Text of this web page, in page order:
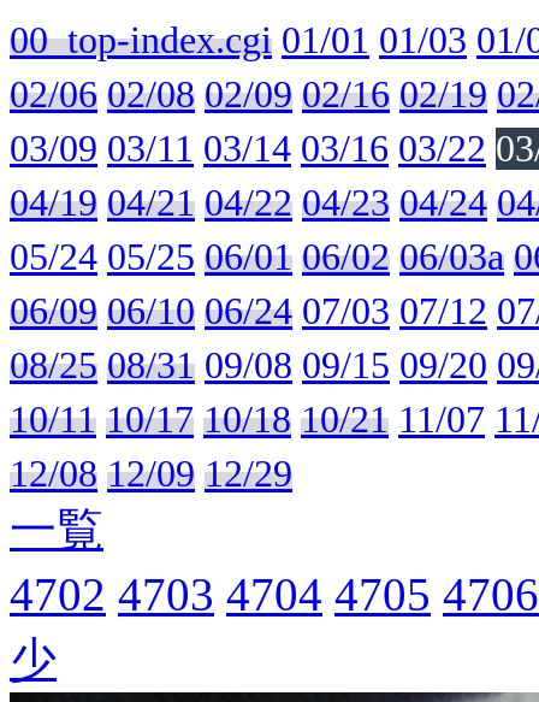
00_top-index.cgi 01/01 01/03 01/
02/06 02/08 02/09 02/16 02/19
03/09 03/11 03/14 03/16 03/22
04/19 04/21 04/22 04/23 04/24
05/24 05/25 06/01 06/02 06/03a
06/09 06/10 06/24 07/03 07/12
08/25 08/31 09/08 09/15 09/20
10/11 10/17 10/18 10/21 11/07
12/08 12/09 12/29
一覧
4702 4703 4704 4705 4706
少